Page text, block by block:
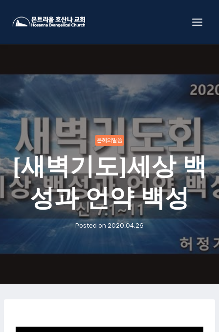
은혜의말씀
[새벽기도]세상 백
성과 언약 백성
Posted on 2020.04.26